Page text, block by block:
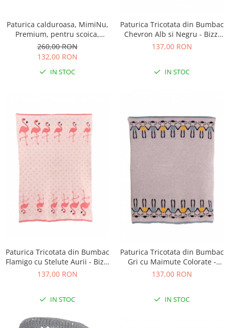
Paturica calduroasa, MimiNu,
Premium, pentru scoica,
scaun auto/carucior, cu
volanas si dantela,
Dimensiune 90x90 cm, din
Bumbac, Meadow
260,00 RON
132,00 RON
IN STOC
Paturica Tricotata din Bumbac
Chevron Alb si Negru - Bizzi
Growin
137,00 RON
IN STOC
Paturica Tricotata din Bumbac
Flamigo cu Stelute Aurii - Bizzi
Growin
137,00 RON
IN STOC
Paturica Tricotata din Bumbac
Gri cu Maimute Colorate -
Bizzi Growin
137,00 RON
IN STOC